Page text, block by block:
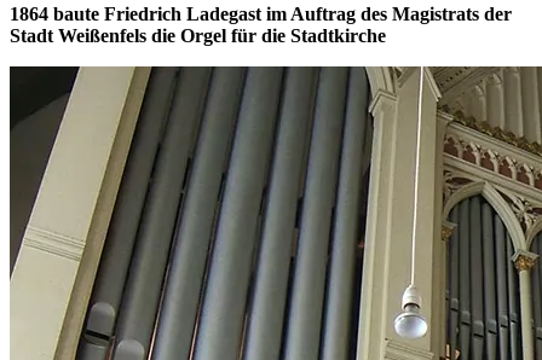
1864 baute Friedrich Ladegast im Auftrag des Magistrats der
Stadt Weißenfels die Orgel für die Stadtkirche